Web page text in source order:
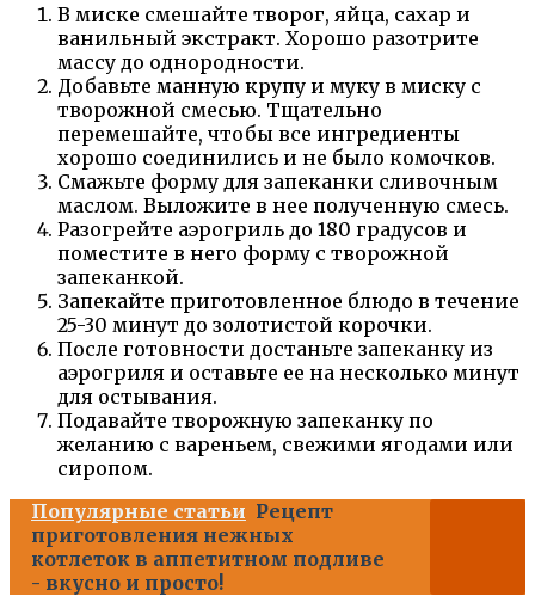
В миске смешайте творог, яйца, сахар и
ванильный экстракт. Хорошо разотрите
массу до однородности.
Добавьте манную крупу и муку в миску с
творожной смесью. Тщательно
перемешайте, чтобы все ингредиенты
хорошо соединились и не было комочков.
Смажьте форму для запеканки сливочным
маслом. Выложите в нее полученную смесь.
Разогрейте аэрогриль до 180 градусов и
поместите в него форму с творожной
запеканкой.
Запекайте приготовленное блюдо в течение
25-30 минут до золотистой корочки.
После готовности достаньте запеканку из
аэрогриля и оставьте ее на несколько минут
для остывания.
Подавайте творожную запеканку по
желанию с вареньем, свежими ягодами или
сиропом.
Популярные статьи Рецепт
приготовления нежных
котлеток в аппетитном подливе
- вкусно и просто!